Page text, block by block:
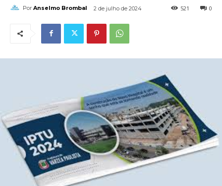
Por Anselmo Brombal 2 de julho de 2024 0
521